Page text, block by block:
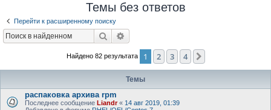
Темы без ответов
Перейти к расширенному поиску
Поиск
Найдено 82 результата 1 2 3 4
Темы
распаковка архива rpm
Последнее сообщение Liandr« 14 авг 2019, 01:39